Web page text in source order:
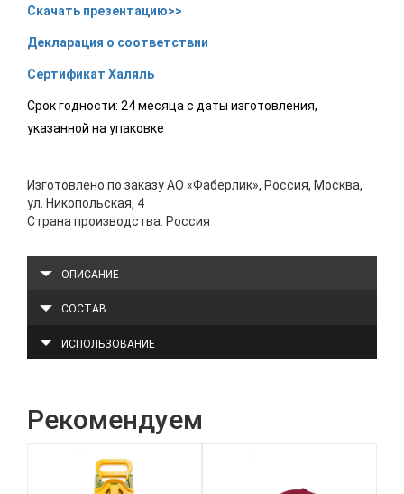
Скачать презентацию>>
Декларация о соответствии
Сертификат Халяль
Срок годности: 24 месяца с даты изготовления,
указанной на упаковке
Изготовлено по заказу АО «Фаберлик», Россия, Москва,
ул. Никопольская, 4
Страна производства: Россия
ОПИСАНИЕ
СОСТАВ
ИСПОЛЬЗОВАНИЕ
Рекомендуем